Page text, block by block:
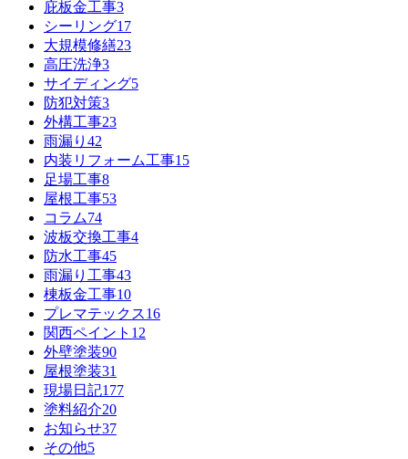
庇板金工事3
シーリング17
大規模修繕23
高圧洗浄3
サイディング5
防犯対策3
外構工事23
雨漏り 42
内装リフォーム工事15
足場工事8
屋根工事53
コラム74
波板交換工事4
防水工事45
雨漏り工事43
棟板金工事10
プレマテックス16
関西ペイント 12
外壁塗装90
屋根塗装31
現場日記177
塗料紹介20
お知らせ37
その他5